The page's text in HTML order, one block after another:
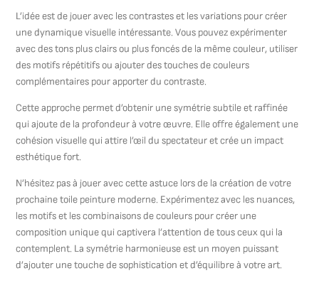
L’idée est de jouer avec les contrastes et les variations pour créer
une dynamique visuelle intéressante. Vous pouvez expérimenter
avec des tons plus clairs ou plus foncés de la même couleur, utiliser
des motifs répétitifs ou ajouter des touches de couleurs
complémentaires pour apporter du contraste.
Cette approche permet d’obtenir une symétrie subtile et raffinée
qui ajoute de la profondeur à votre œuvre. Elle offre également une
cohésion visuelle qui attire l’œil du spectateur et crée un impact
esthétique fort.
N’hésitez pas à jouer avec cette astuce lors de la création de votre
prochaine toile peinture moderne. Expérimentez avec les nuances,
les motifs et les combinaisons de couleurs pour créer une
composition unique qui captivera l’attention de tous ceux qui la
contemplent. La symétrie harmonieuse est un moyen puissant
d’ajouter une touche de sophistication et d’équilibre à votre art.